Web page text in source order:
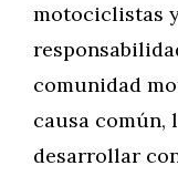
motociclistas
comunidad
causa común,
desarrollar